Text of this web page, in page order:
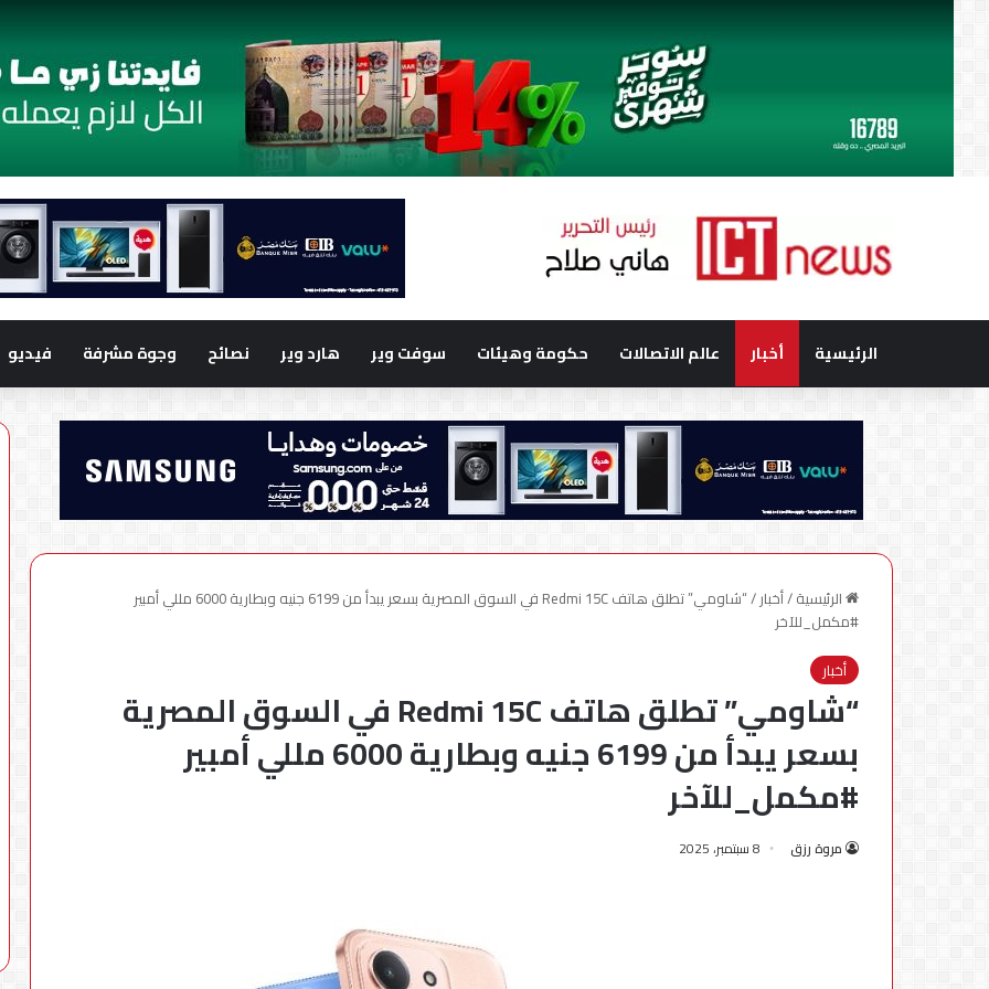
الرئيسية أخبار عالم الاتصالات حكومة وهيئات سوفت وير هارد وير نصائح وجوة مشرفة فيديو
الرئيسية/أخبار/
“شاومي” تطلق هاتف Redmi 15C في السوق المصرية بسعر يبدأ من 6199 جنيه وبطارية 6000 مللي أمبير
#مكمل_للآخر
أخبار
“شاومي” تطلق هاتف Redmi 15C في السوق المصرية
بسعر يبدأ من 6199 جنيه وبطارية 6000 مللي أمبير
#مكمل_للآخر
مروة رزق 8 سبتمبر، 2025